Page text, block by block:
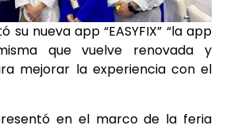
su nueva app “EASYFIX” “la app
que vuelve renovada y
mejorar la experiencia con el
en el marco de la feria